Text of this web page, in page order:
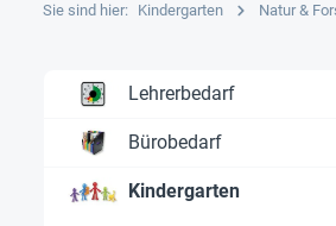
Sie sind hier: Kindergarten Natur &
Lehrerbedarf
Bürobedarf
Kindergarten